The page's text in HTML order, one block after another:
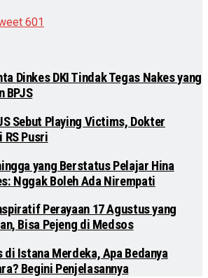
601
Dinkes DKI Tindak Tegas Nakes yang
BPJS
Sebut Playing Victims, Dokter
RS Pusri
yang Berstatus Pelajar Hina
Nggak Boleh Ada Nirempati
Perayaan 17 Agustus yang
Bisa Pejeng di Medsos
di Istana Merdeka, Apa Bedanya
Begini Penjelasannya